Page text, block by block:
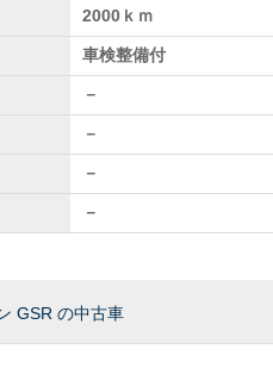
2000ｋｍ
車検整備付
－
－
－
－
GSR の中古車